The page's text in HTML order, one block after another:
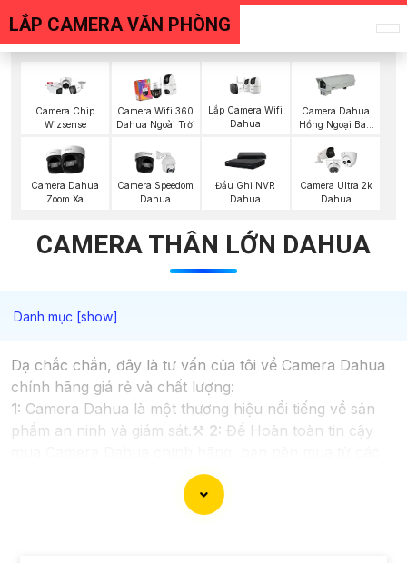
LẮP CAMERA VĂN PHÒNG
Camera Chip
Wizsense
Camera Wifi 360
Dahua Ngoài Trời
Lắp Camera Wifi
Dahua
Camera Dahua
Hồng Ngoại Ban
Camera Dahua
Zoom Xa
Camera Speedom
Dahua
Đầu Ghi NVR
Dahua
Camera Ultra 2k
Dahua
CAMERA THÂN LỚN DAHUA
Dạ chắc chắn, đây là tư vấn của tôi về Camera Dahua
chính hãng giá rẻ và chất lượng:
1: Camera Dahua là một thương hiệu nổi tiếng về sản
phẩm an ninh và giám sát.⚒ 2: Để Hoàn toàn tin cậy
cửa hàng uy tín hoặc các đại lý chính thức của
Mức giá của Camera Dahua có thể thay đổi
tùy vào model và chức năng của camera. Bạn nên tìm